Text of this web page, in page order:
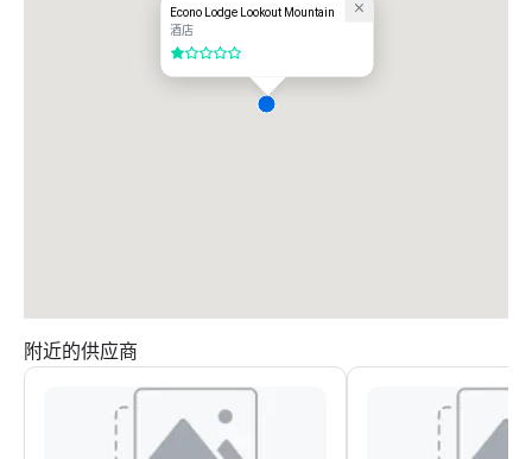
Econo Lodge Lookout Mountain
酒店
1/5
附近的供应商